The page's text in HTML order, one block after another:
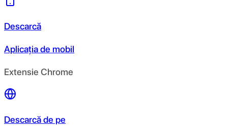
Descarcă
Aplicația de mobil
Extensie Chrome
Descarcă de pe